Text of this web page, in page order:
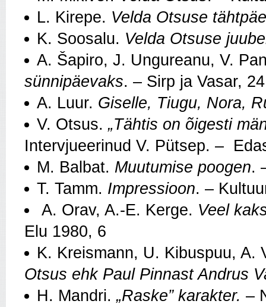
L. Kirepe. Velda Otsuse
K. Soosalu. Velda Otsuse
A. Šapiro, J. Ungureanu, V.
sünnipäevaks. – Sirp ja Vasar,
A. Luur. Giselle, Tiugu, Nora,
V. Otsus. „Tähtis on õigesti
Intervjueerinud V. Pütsep. –
M. Balbat. Muutumise poogen.
T. Tamm. Impressioon. –
A. Orav, A.-E. Kerge. Veel
Elu 1980, 6
K. Kreismann, U. Kibuspuu, A.
Otsus ehk Paul Pinnast Andrus
H. Mandri. „Raske” karakter. –